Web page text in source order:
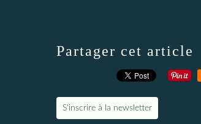
Partager cet article
S'inscrire à la newsletter